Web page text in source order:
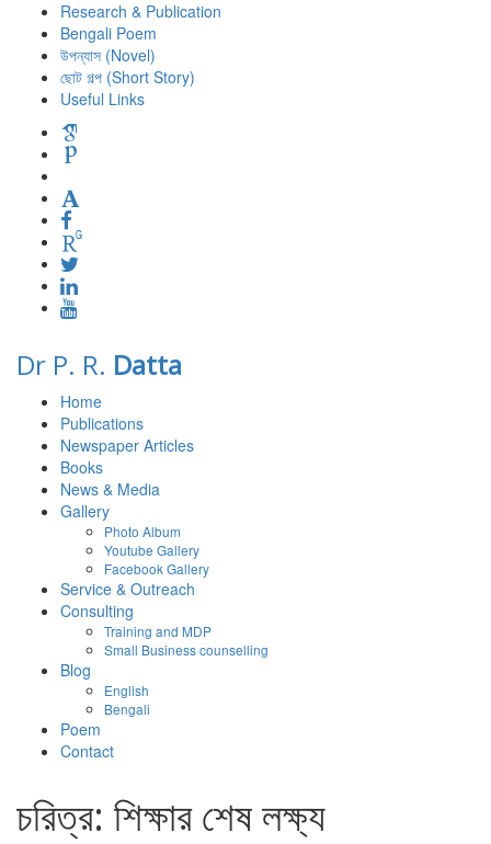
Research & Publication
Bengali Poem
উপন্যাস (Novel)
ছোট গল্প (Short Story)
Useful Links
Dr P. R. Datta
Home
Publications
Newspaper Articles
Books
News & Media
Gallery
Photo Album
Youtube Gallery
Facebook Gallery
Service & Outreach
Consulting
Training and MDP
Small Business counselling
Blog
English
Bengali
Poem
Contact
চরিত্র: শিক্ষার শেষ লক্ষ্য